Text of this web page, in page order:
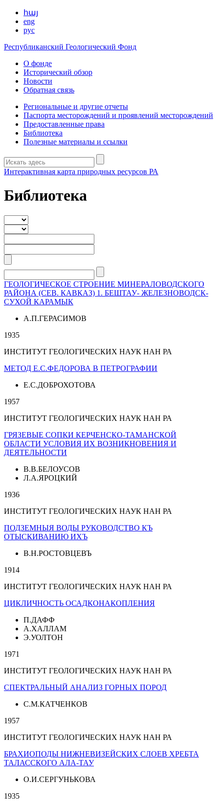
հայ
eng
рус
Республиканский Геологический Фонд
О фонде
Исторический обзор
Новости
Обратная связь
Региональные и другие отчеты
Паспорта месторождений и проявлений месторождений
Предоставленные права
Библиотека
Полезные материалы и ссылки
Интерактивная карта природных ресурсов РА
Библиотека
ГЕОЛОГИЧЕСКОЕ СТРОЕНИЕ МИНЕРАЛОВОДСКОГО
РАЙОНА (СЕВ. КАВКАЗ) 1. БЕШТАУ- ЖЕЛЕЗНОВОДСК-
СУХОЙ КАРАМЫК
А.П.ГЕРАСИМОВ
1935
ИНСТИТУТ ГЕОЛОГИЧЕСКИХ НАУК НАН РА
МЕТОД Е.С.ФЕДОРОВА В ПЕТРОГРАФИИ
Е.С.ДОБРОХОТОВА
1957
ИНСТИТУТ ГЕОЛОГИЧЕСКИХ НАУК НАН РА
ГРЯЗЕВЫЕ СОПКИ КЕРЧЕНСКО-ТАМАНСКОЙ
ОБЛАСТИ УСЛОВИЯ ИХ ВОЗНИКНОВЕНИЯ И
ДЕЯТЕЛЬНОСТИ
В.В.БЕЛОУСОВ
Л.А.ЯРОЦКИЙ
1936
ИНСТИТУТ ГЕОЛОГИЧЕСКИХ НАУК НАН РА
ПОДЗЕМНЫЯ ВОДЫ РУКОВОДСТВО КЪ
ОТЫСКИВАНИЮ ИХЪ
В.Н.РОСТОВЦЕВЪ
1914
ИНСТИТУТ ГЕОЛОГИЧЕСКИХ НАУК НАН РА
ЦИКЛИЧНОСТЬ ОСАДКОНАКОПЛЕНИЯ
П.ДАФФ
А.ХАЛЛАМ
Э.УОЛТОН
1971
ИНСТИТУТ ГЕОЛОГИЧЕСКИХ НАУК НАН РА
СПЕКТРАЛЬНЫЙ АНАЛИЗ ГОРНЫХ ПОРОД
С.М.КАТЧЕНКОВ
1957
ИНСТИТУТ ГЕОЛОГИЧЕСКИХ НАУК НАН РА
БРАХИОПОДЫ НИЖНЕВИЗЕЙСКИХ СЛОЕВ ХРЕБТА
ТАЛАССКОГО АЛА-ТАУ
О.И.СЕРГУНЬКОВА
1935